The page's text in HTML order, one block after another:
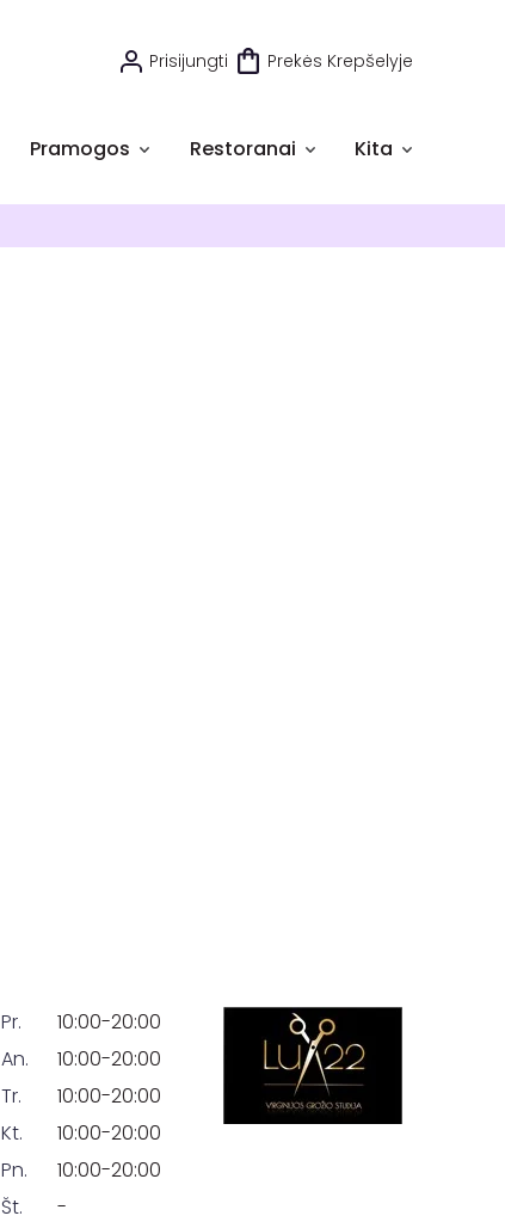
Prisijungti Prekės Krepšelyje
Pramogos Restoranai Kita
Pr.
10:00-20:00
An.
10:00-20:00
Tr.
10:00-20:00
Kt.
10:00-20:00
Pn.
10:00-20:00
Št.
-